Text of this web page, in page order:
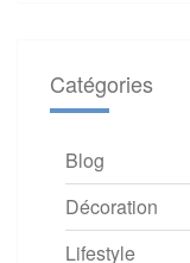
Catégories
Blog
Décoration
Lifestyle